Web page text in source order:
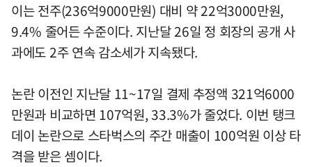
이는 전주(236억9000만원) 대비 약 22억3000만원,
9.4% 줄어든 수준이다. 지난달 26일 정 회장의 공개 사
과에도 2주 연속 감소세가 지속됐다.
논란 이전인 지난달 11~17일 결제 추정액 321억6000
만원과 비교하면 107억원, 33.3%가 줄었다. 이번 탱크
데이 논란으로 스타벅스의 주간 매출이 100억원 이상 타
격을 받은 셈이다.